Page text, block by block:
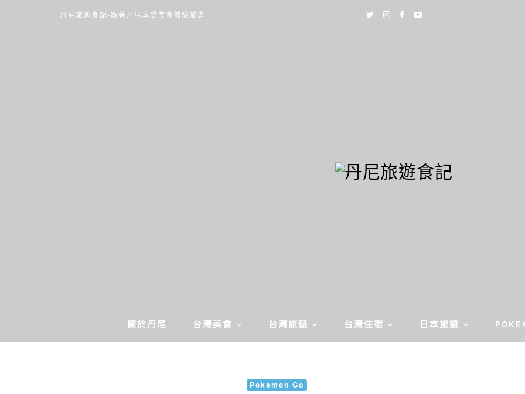
丹尼旅遊食記-跟著丹尼享受美食體驗旅遊
關於丹尼 台灣美食 台灣旅遊 台灣住宿 日本旅遊
Pokemon Go